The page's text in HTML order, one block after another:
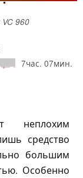
VC 960
7час. 07мин.
неплохим
средство
большим
Особенно